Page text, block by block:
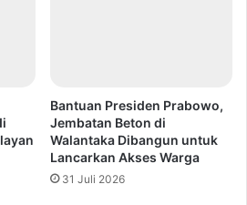
Bantuan Presiden Prabowo,
Jembatan Beton di
Walantaka Dibangun untuk
Lancarkan Akses Warga
31 Juli 2026